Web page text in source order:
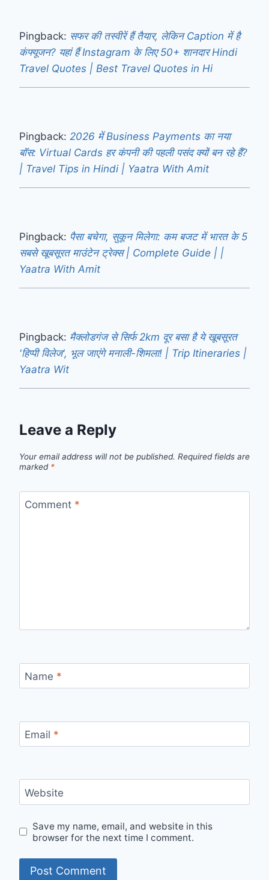
Pingback: सफर की तस्वीरें हैं तैयार, लेकिन Caption में है
कंफ्यूजन? यहां हैं Instagram के लिए 50+ शानदार Hindi
Travel Quotes | Best Travel Quotes in Hi
Pingback: 2026 में Business Payments का नया
बॉस: Virtual Cards हर कंपनी की पहली पसंद क्यों बन रहे हैं?
| Travel Tips in Hindi | Yaatra With Amit
Pingback: पैसा बचेगा, सुकून मिलेगा: कम बजट में भारत के 5
सबसे खूबसूरत माउंटेन ट्रेक्स | Complete Guide | |
Yaatra With Amit
Pingback: मैक्लोडगंज से सिर्फ 2km दूर बसा है ये खूबसूरत
'हिप्पी विलेज', भूल जाएंगे मनाली-शिमला! | Trip Itineraries |
Yaatra Wit
Leave a Reply
Your email address will not be published. Required fields are
marked *
Comment *
Name *
Email *
Website
Save my name, email, and website in this
browser for the next time I comment.